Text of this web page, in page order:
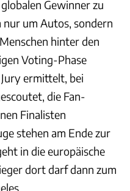
Gewinner zu
um Autos, sondern
hinter den
Voting-Phase
ermittelt, bei
die Fan-
Finalisten
stehen am Ende zur
in die europäische
dort darf dann zum